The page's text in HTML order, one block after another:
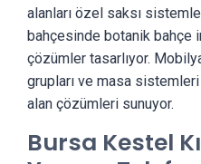
alanları özel saksı
bahçesinde botanik bahçe
çözümler tasarlıyor.
grupları ve masa
alan çözümleri sunuyor.
Bursa Kestel